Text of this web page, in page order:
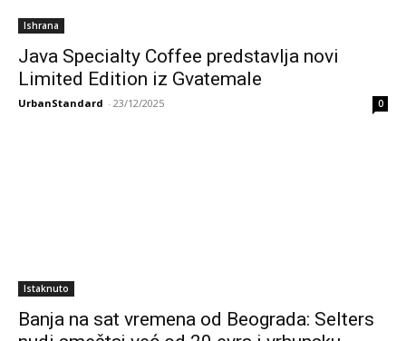
Ishrana
Java Specialty Coffee predstavlja novi
Limited Edition iz Gvatemale
UrbanStandard - 23/12/2025 0
Istaknuto
Banja na sat vremena od Beograda: Selters